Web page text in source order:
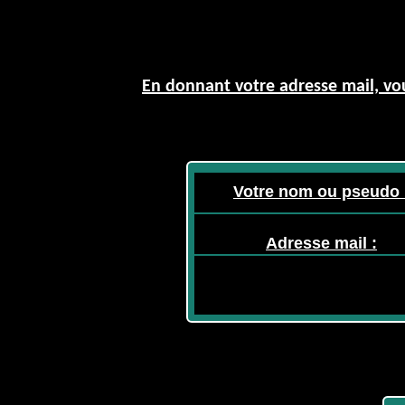
En donnant votre adresse mail,
Votre nom ou pseudo
Adresse mail :